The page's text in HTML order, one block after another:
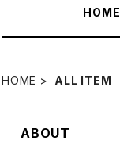
HOME
HOME ALL ITEM
ABOUT